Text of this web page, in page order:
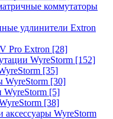
коммутаторы
удлинители Extron
Pro Extron [28]
WyreStorm [152]
[35]
WyreStorm [30]
WyreStorm [5]
[38]
аксессуары WyreStorm